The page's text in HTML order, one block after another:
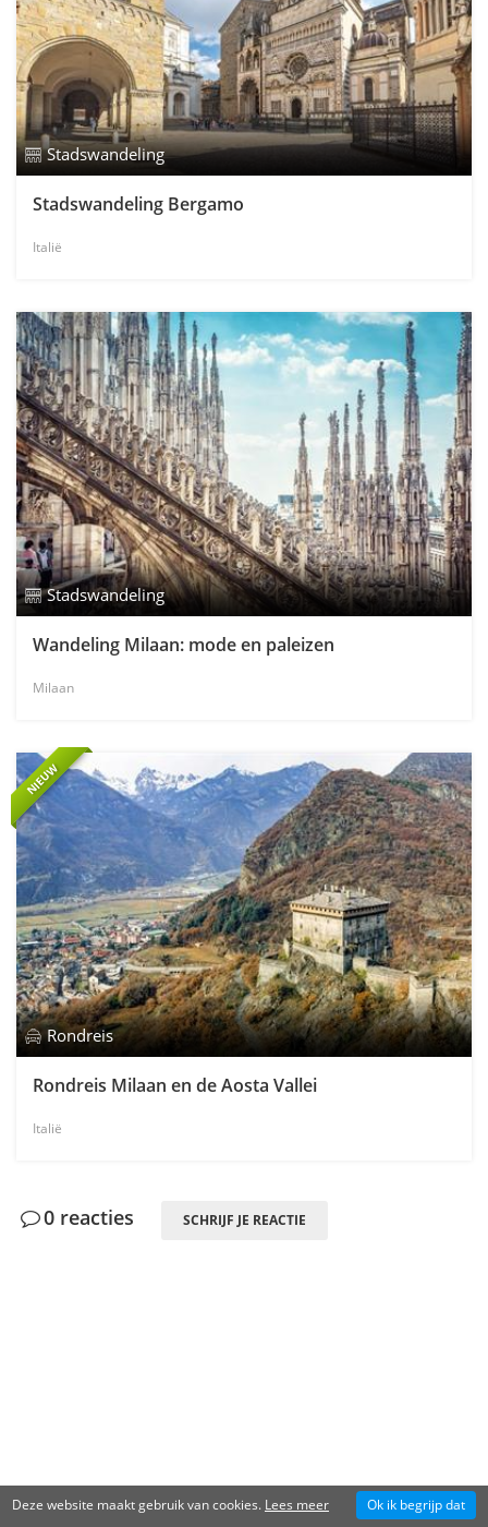
Stadswandeling
Stadswandeling Bergamo
Italië
Stadswandeling
Wandeling Milaan: mode en paleizen
Milaan
NIEUW
Rondreis
Rondreis Milaan en de Aosta Vallei
Italië
0 reacties SCHRIJF JE REACTIE
Deze website maakt gebruik van cookies. Lees meer Ok ik begrijp dat